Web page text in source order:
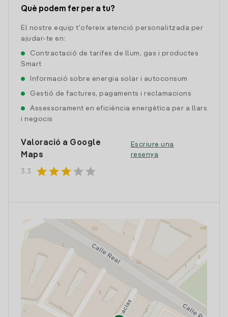
Què podem fer per a tu?
El nostre equip t'ofereix atenció personalitzada per
ajudar-te en:
Contractació de tarifes de llum, gas i productes
Smart
Informació sobre energia solar i autoconsum
Gestió de factures, pagaments i reclamacions
Assessorament en eficiència energètica per a llars
i negocis
Valoració a Google
Maps
3.3 starstarstar star star
Escriure una
resenya